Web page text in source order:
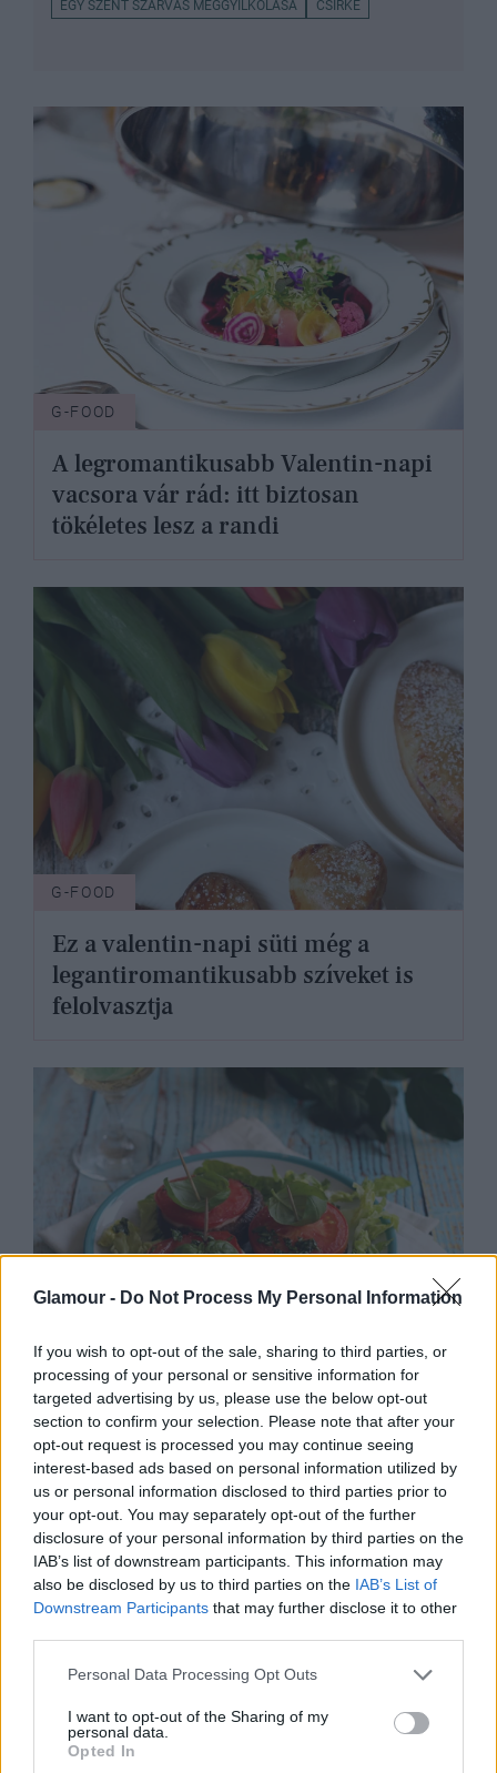
Glamour - Do Not Process My Personal Information
If you wish to opt-out of the sale, sharing to third parties, or
processing of your personal or sensitive information for
targeted advertising by us, please use the below opt-out
section to confirm your selection. Please note that after your
opt-out request is processed you may continue seeing
interest-based ads based on personal information utilized by
us or personal information disclosed to third parties prior to
your opt-out. You may separately opt-out of the further
disclosure of your personal information by third parties on the
IAB’s list of downstream participants. This information may
also be disclosed by us to third parties on the IAB’s List of
Downstream Participants that may further disclose it to other
Please note that this website/app uses one or more Google
not limited to your visit or usage behaviour. You may click to
grant or deny consent to Google and its third-party tags to
use your data for below specified purposes in below Google
Personal Data Processing Opt Outs
I want to opt-out of the Sharing of my
personal data.
Opted In
EGY SZENT SZARVAS MEGGYILKOLÁSA CSIRKE
G-FOOD
A legromantikusabb Valentin-napi
vacsora vár rád: itt biztosan
tökéletes lesz a randi
G-FOOD
Ez a valentin-napi süti még a
legantiromantikusabb szíveket is
felolvasztja
G-FOOD
Ez a legfinomabb alakbarát fogás,
amit valaha ettél: a kedvenced lesz